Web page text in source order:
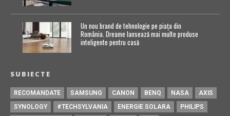
Un nou brand de tehnologie pe piața din
România. Dreame lansează mai multe produse
inteligente pentru casă
SUBIECTE
RECOMANDATE SAMSUNG CANON BENQ NASA
AXIS
SYNOLOGY
#TECHSYLVANIA ENERGIE SOLARA PHILIPS